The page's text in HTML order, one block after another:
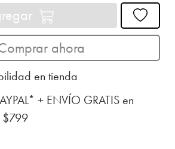
ahora
en tienda
+ ENVÍO GRATIS en
$799